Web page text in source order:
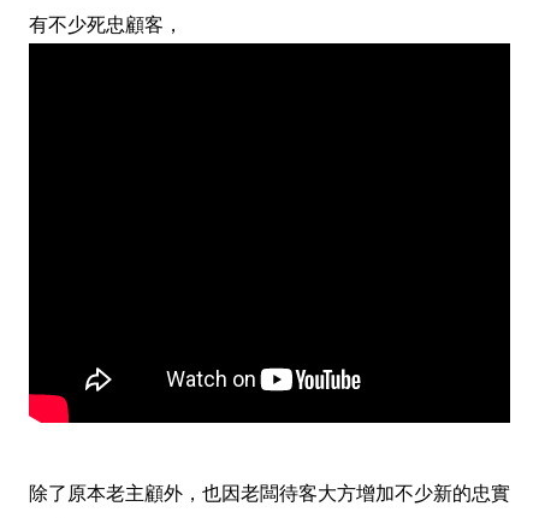
有不少死忠顧客，
除了原本老主顧外，也因老闆待客大方增加不少新的忠實